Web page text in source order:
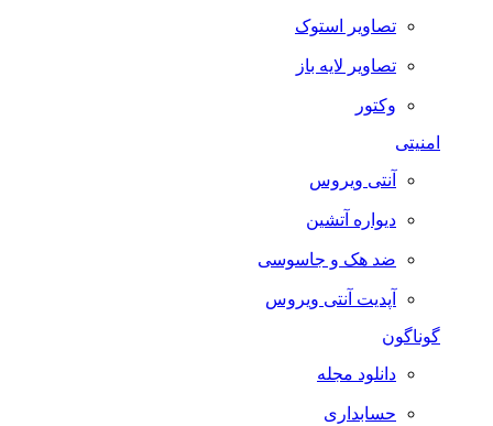
تصاویر استوک
تصاویر لایه باز
وکتور
امنیتی
آنتی ویروس
دیواره آتشین
ضد هک و جاسوسی
آپدیت آنتی ویروس
گوناگون
دانلود مجله
حسابداری